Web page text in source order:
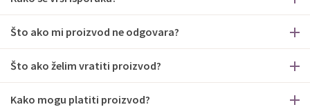
Što ako mi proizvod ne odgovara?
Što ako želim vratiti proizvod?
Kako mogu platiti proizvod?